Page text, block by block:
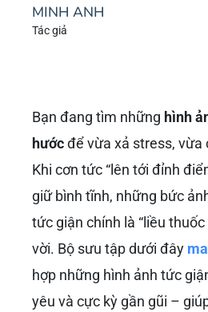
MINH ANH
Tác giả
Bạn đang tìm những hình
hướcđể vừa xả stress, vừa
Khi cơn tức “lên tới đỉnh
giữ bình tĩnh, những bức
tức giận chính là “liều
vời. Bộ sưu tập dưới đây
hợp những hình ảnh tức
yêu và cực kỳ gần gũi –